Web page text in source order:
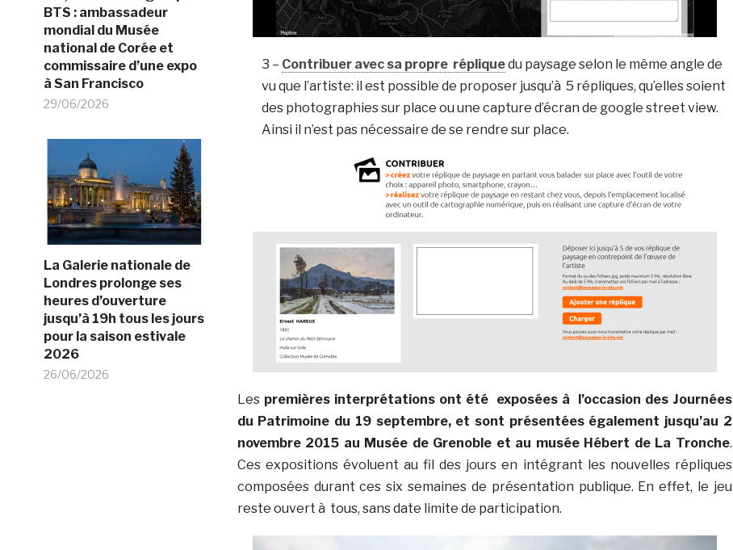
BTS : ambassadeur
mondial du Musée
national de Corée et
commissaire d’une expo
à San Francisco
29/06/2026
La Galerie nationale de
Londres prolonge ses
heures d’ouverture
jusqu’à 19h tous les jours
pour la saison estivale
2026
26/06/2026
3 – Contribuer avec sa propre répliquedu paysage selon le même angle de
vu que l’artiste: il est possible de proposer jusqu’à 5 répliques, qu’elles soient
des photographies sur place ou une capture d’écran de google street view.
Ainsi il n’est pas nécessaire de se rendre sur place.
Les premières interprétations ont été exposées à l’occasion des Journées
du Patrimoine du 19 septembre, et sont présentées également jusqu’au 2
novembre 2015 au Musée de Grenoble et au musée Hébert de La Tronche.
Ces expositions évoluent au fil des jours en intégrant les nouvelles répliques
composées durant ces six semaines de présentation publique. En effet, le jeu
reste ouvert à tous, sans date limite de participation.